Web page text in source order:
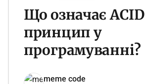
Що означає ACID
принцип у
програмуванні?
meme code